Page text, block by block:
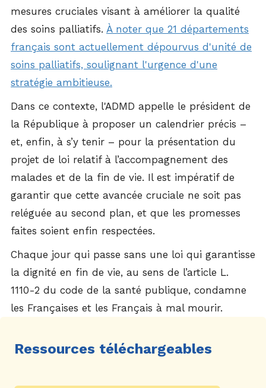
mesures cruciales visant à améliorer la qualité
des soins palliatifs. À noter que 21 départements
français sont actuellement dépourvus d'unité de
soins palliatifs, soulignant l'urgence d'une
stratégie ambitieuse.
Dans ce contexte, l'ADMD appelle le président de
la République à proposer un calendrier précis –
et, enfin, à s’y tenir – pour la présentation du
projet de loi relatif à l’accompagnement des
malades et de la fin de vie. Il est impératif de
garantir que cette avancée cruciale ne soit pas
reléguée au second plan, et que les promesses
faites soient enfin respectées.
Chaque jour qui passe sans une loi qui garantisse
la dignité en fin de vie, au sens de l’article L.
1110-2 du code de la santé publique, condamne
les Françaises et les Français à mal mourir.
Ressources téléchargeables